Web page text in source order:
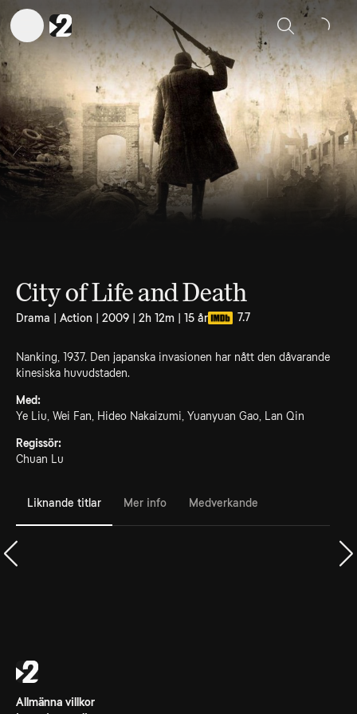
Sök
City of Life and Death
Drama | Action | 2009 | 2h 12m | 15 år 7.7
Nanking, 1937. Den japanska invasionen har nått den dåvarande
kinesiska huvudstaden.
Med:
Ye Liu, Wei Fan, Hideo Nakaizumi, Yuanyuan Gao, Lan Qin
Regissör:
Chuan Lu
Liknande titlar Mer info Medverkande
Allmänna villkor